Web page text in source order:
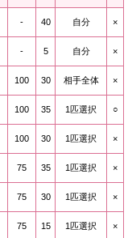
- 40 自分 ×
- 5 自分 ×
100 30 相手全体 ×
100 35 1匹選択 ○
100 30 1匹選択 ×
75 35 1匹選択 ×
75 30 1匹選択 ×
75 15 1匹選択 ×